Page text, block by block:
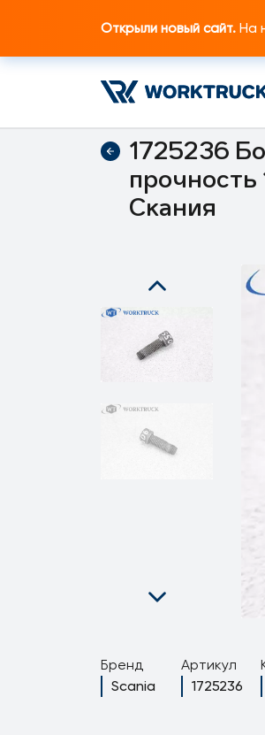
Открыли новый сайт. На
Главная Каталог
1725236
прочность
Скания
Бренд
Scania
Артикул
1725236